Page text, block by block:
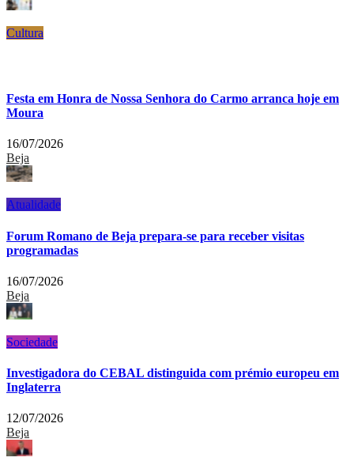
Cultura
Festa em Honra de Nossa Senhora do Carmo arranca hoje em
Moura
16/07/2026
Beja
Atualidade
Forum Romano de Beja prepara-se para receber visitas
programadas
16/07/2026
Beja
Sociedade
Investigadora do CEBAL distinguida com prémio europeu em
Inglaterra
12/07/2026
Beja